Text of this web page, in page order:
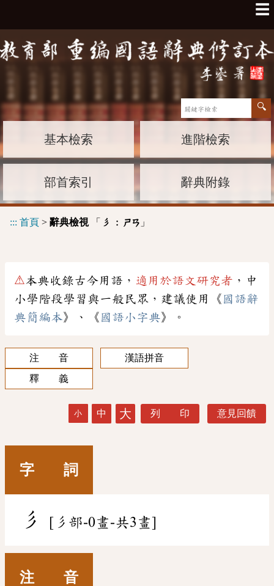
☰
基本檢索 進階檢索
部首索引 辭典附錄
::: 首頁 > 辭典檢視「 彡 : ㄕㄢ 」
⚠本典收錄古今用語， 適用於語文研究者 ，中
小學階段學習與一般民眾，建議使用《 國語辭
典簡編本》、《 國語小字典》。
注 音
漢語拼音
釋 義
小 中 大 列 印 意見回饋
字 詞
彡 [彡部-0畫-共3畫]
注 音